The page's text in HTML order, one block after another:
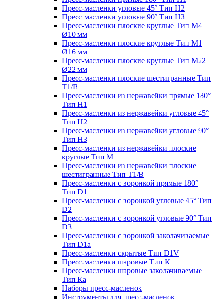
Пресс-масленки угловые 45° Тип H2
Пресс-масленки угловые 90° Тип H3
Пресс-масленки плоские круглые Тип M4
Ø10 мм
Пресс-масленки плоские круглые Тип M1
Ø16 мм
Пресс-масленки плоские круглые Тип M22
Ø22 мм
Пресс-масленки плоские шестигранные Тип
T1/B
Пресс-масленки из нержавейки прямые 180°
Тип H1
Пресс-масленки из нержавейки угловые 45°
Тип H2
Пресс-масленки из нержавейки угловые 90°
Тип H3
Пресс-масленки из нержавейки плоские
круглые Тип M
Пресс-масленки из нержавейки плоские
шестигранные Тип T1/B
Пресс-масленки с воронкой прямые 180°
Тип D1
Пресс-масленки с воронкой угловые 45° Тип
D2
Пресс-масленки с воронкой угловые 90° Тип
D3
Пресс-масленки с воронкой заколачиваемые
Тип D1a
Пресс-масленки скрытые Тип D1V
Пресс-масленки шаровые Тип К
Пресс-масленки шаровые заколачиваемые
Тип Кa
Наборы пресс-масленок
Инструменты для пресс-масленок